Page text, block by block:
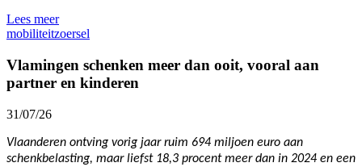
Lees meer
mobiliteitzoersel
Vlamingen schenken meer dan ooit, vooral aan
partner en kinderen
31/07/26
Vlaanderen ontving vorig jaar ruim 694 miljoen euro aan
schenkbelasting, maar liefst 18,3 procent meer dan in 2024 en een